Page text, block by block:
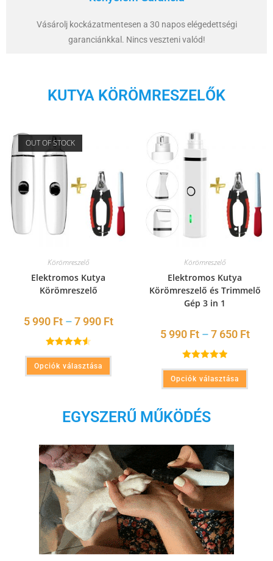
Vásárolj kockázatmentesen a 30 napos elégedettségi
garanciánkkal. Nincs veszteni valód!
KUTYA KÖRÖMRESZELŐK
OUT OF STOCK
Körömreszelő
Elektromos Kutya
Körömreszelő
5 990 Ft – 7 990 Ft
Értékelés:
4.60/ 5
Opciók választása
Körömreszelő
Elektromos Kutya
Körömreszelő és Trimmelő
Gép 3 in 1
5 990 Ft – 7 650 Ft
Értékelés:
5.00/ 5
Opciók választása
EGYSZERŰ MŰKÖDÉS